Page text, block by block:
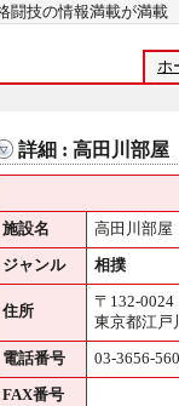
格闘技の情報満載が
ホ
詳細 : 高田川部屋
施設名 高田川部屋
ジャンル 相撲
住所
〒132-0024
東京都江戸
電話番号 03-3656-
FAX番号